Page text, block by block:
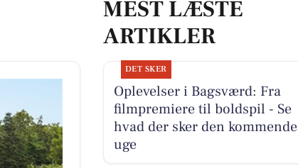
MEST LÆSTE
ARTIKLER
DET SKER
Oplevelser i Bagsværd: Fra
filmpremiere til boldspil - Se
hvad der sker den kommende
uge